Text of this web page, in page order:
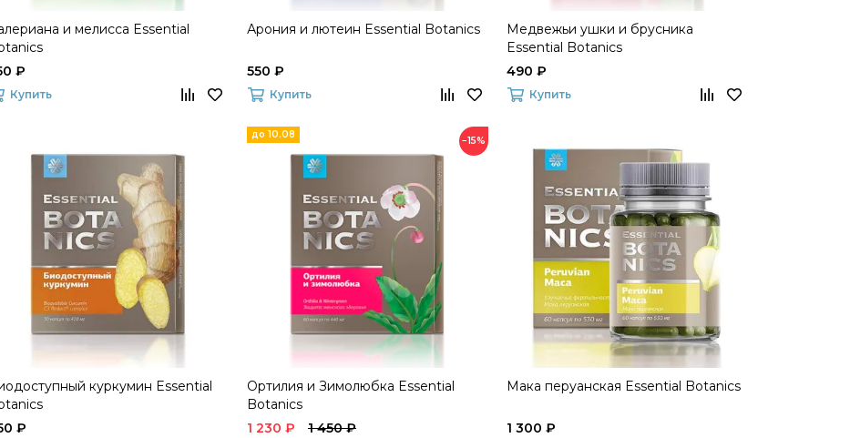
и мелисса Essential
₽
Купить
Арония и лютеин Essential Botanics
550 ₽
Купить
Медвежьи ушки и брусника
Essential Botanics
490 ₽
Купить
куркумин Essential
₽
до 10.08
−15%
Ортилия и Зимолюбка Essential
Botanics
1 230 ₽
1 450 ₽
Мака перуанская Essential Botanics
1 300 ₽